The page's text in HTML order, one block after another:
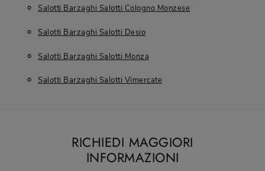
Salotti Barzaghi Salotti Cologno Monzese
Salotti Barzaghi Salotti Desio
Salotti Barzaghi Salotti Monza
Salotti Barzaghi Salotti Vimercate
RICHIEDI MAGGIORI
INFORMAZIONI